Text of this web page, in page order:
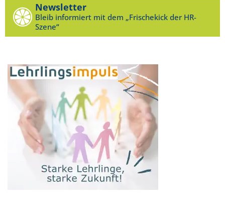
Newsletter
Bleib informiert mit dem „Frischekick der HR-
Szene“